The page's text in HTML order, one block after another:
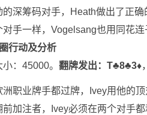
的深筹码对手，Heath做出了正确
对手一样，Vogelsang也用同花连
行动及分析
：45000。 翻牌发出：T♣8♣3♦
洲职业牌手都过牌，Ivey用他的
前加注者，Ivey必须在两个对手